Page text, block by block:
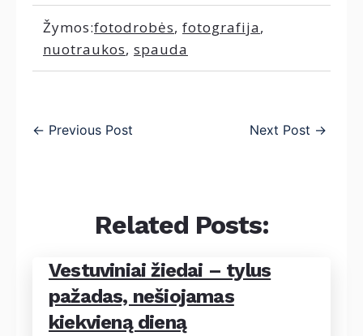
Žymos:fotodrobės, fotografija,
nuotraukos, spauda
← Previous Post Next Post →
Related Posts:
Vestuviniai žiedai – tylus
pažadas, nešiojamas
kiekvieną dieną